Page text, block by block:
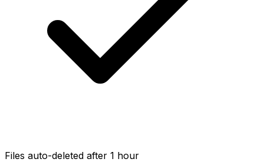
Files auto-deleted after 1 hour